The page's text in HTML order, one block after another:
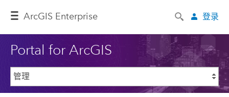
ArcGIS Enterprise 登录
Portal for ArcGIS